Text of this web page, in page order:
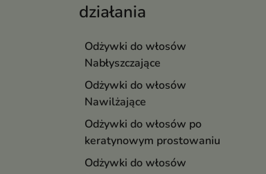
działania
Odżywki do włosów
Nabłyszczające
Odżywki do włosów
Nawilżające
Odżywki do włosów po
keratynowym prostowaniu
Odżywki do włosów